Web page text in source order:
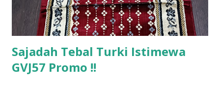
Sajadah Tebal Turki Istimewa
GVJ57 Promo !!